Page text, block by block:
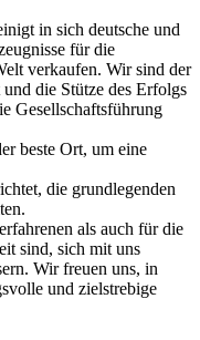
in sich deutsche und
für die
verkaufen. Wir sind der
die Stütze des Erfolgs
Gesellschaftsführung
beste Ort, um eine
die grundlegenden
als auch für die
sind, sich mit uns
Wir freuen uns, in
und zielstrebige